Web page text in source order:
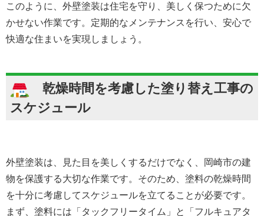
このように、外壁塗装は住宅を守り、美しく保つために欠
かせない作業です。定期的なメンテナンスを行い、安心で
快適な住まいを実現しましょう。
乾燥時間を考慮した塗り替え工事の
スケジュール
外壁塗装は、見た目を美しくするだけでなく、岡崎市の建
物を保護する大切な作業です。そのため、塗料の乾燥時間
を十分に考慮してスケジュールを立てることが必要です。
まず、塗料には「タックフリータイム」と「フルキュアタ